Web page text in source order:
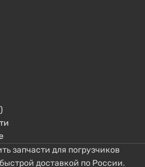
запчасти для погрузчиков
доставкой по России.